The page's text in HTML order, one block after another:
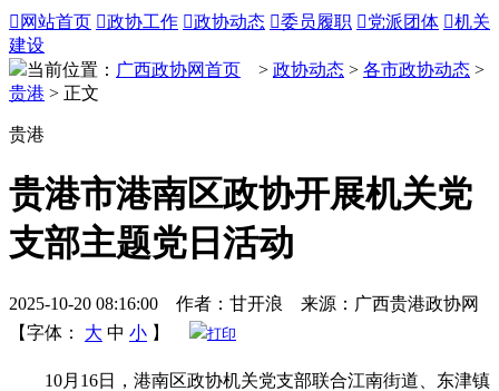
 网站首页 政协工作 政协动态 委员履职 党派团体 机关
建设
当前位置： 广西政协网首页 > 政协动态 > 各市政协动态 >
贵港 > 正文
贵港
贵港市港南区政协开展机关党
支部主题党日活动
2025-10-20 08:16:00 作者：甘开浪 来源：广西贵港政协网
【字体：
大 中 小 】 打印
10月16日，港南区政协机关党支部联合江南街道、东津镇